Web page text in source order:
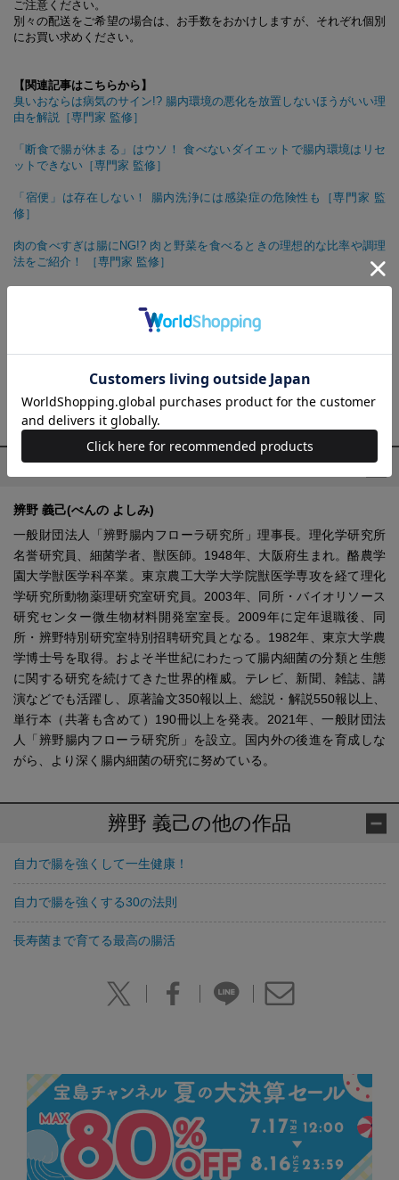
ご注意ください。
別々の配送をご希望の場合は、お手数をおかけしますが、それぞれ個別
にお買い求めください。
【関連記事はこちらから】
臭いおならは病気のサイン!? 腸内環境の悪化を放置しないほうがいい理
由を解説［専門家 監修］
「断食で腸が休まる」はウソ！ 食べないダイエットで腸内環境はリセ
ットできない［専門家 監修］
「宿便」は存在しない！ 腸内洗浄には感染症の危険性も［専門家 監
修］
肉の食べすぎは腸にNG!? 肉と野菜を食べるときの理想的な比率や調理
法をご紹介！ ［専門家 監修］
な摂り方［細菌学者 監修］
眠れないのは便秘のせい!? よい睡眠のためにも腸活を！［専門家 監
プロフィール
辨野 義己(べんの よしみ)
一般財団法人「辨野腸内フローラ研究所」理事長。理化学研究所
名誉研究員、細菌学者、獣医師。1948年、大阪府生まれ。酪農学
園大学獣医学科卒業。東京農工大学大学院獣医学専攻を経て理化
学研究所動物薬理研究室研究員。2003年、同所・バイオリソース
研究センター微生物材料開発室室長。2009年に定年退職後、同
所・辨野特別研究室特別招聘研究員となる。1982年、東京大学農
学博士号を取得。およそ半世紀にわたって腸内細菌の分類と生態
に関する研究を続けてきた世界的権威。テレビ、新聞、雑誌、講
演などでも活躍し、原著論文350報以上、総説・解説550報以上、
単行本（共著も含めて）190冊以上を発表。2021年、一般財団法
人「辨野腸内フローラ研究所」を設立。国内外の後進を育成しな
がら、より深く腸内細菌の研究に努めている。
辨野 義己の他の作品
自力で腸を強くして一生健康！
自力で腸を強くする30の法則
長寿菌まで育てる最高の腸活